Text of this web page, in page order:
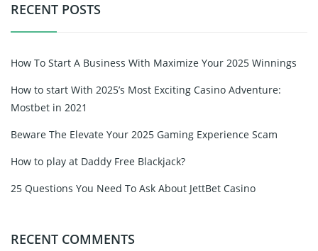
RECENT POSTS
How To Start A Business With Maximize Your 2025 Winnings
How to start With 2025’s Most Exciting Casino Adventure:
Mostbet in 2021
Beware The Elevate Your 2025 Gaming Experience Scam
How to play at Daddy Free Blackjack?
25 Questions You Need To Ask About JettBet Casino
RECENT COMMENTS